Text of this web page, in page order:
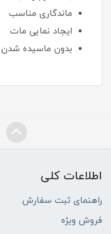
ماندگاری مناسب
ایجاد نمایی مات
بدون ماسیده شدن
اطلاعات کلی
راهنمای ثبت سفارش
فروش ویژه